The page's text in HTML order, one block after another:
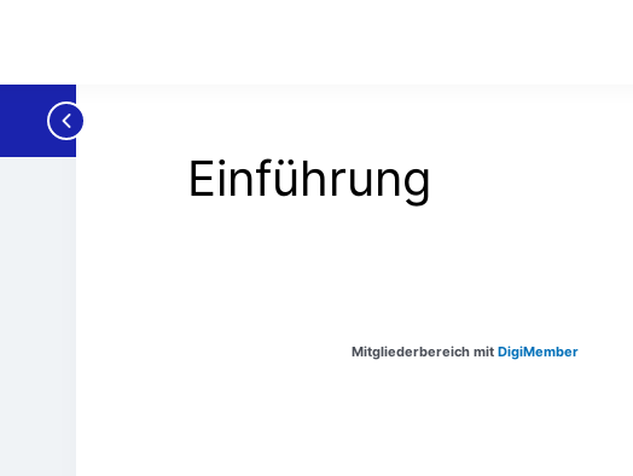
Einführung
Mitgliederbereich mit DigiMember